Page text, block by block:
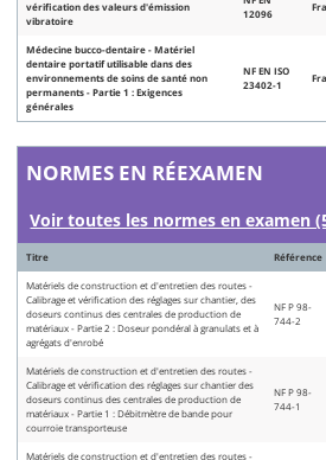
vérification des valeurs d'émission
vibratoire
12096
Médecine bucco-dentaire - Matériel
dentaire portatif utilisable dans des
environnements de soins de santé non
permanents - Partie 1 : Exigences
générales
NF EN ISO
23402-1
NORMES EN RÉEXAMEN
Voir toutes les normes en examen
Titre Référence
Matériels de construction et d'entretien des routes -
Calibrage et vérification des réglages sur chantier, des
doseurs continus des centrales de production de
matériaux - Partie 2 : Doseur pondéral à granulats et à
agrégats d'enrobé
NF P 98-
744-2
Matériels de construction et d'entretien des routes -
Calibrage et vérification des réglages sur chantier des
doseurs continus des centrales de production de
matériaux - Partie 1 : Débitmètre de bande pour
courroie transporteuse
NF P 98-
744-1
Matériels de construction et d'entretien des routes -